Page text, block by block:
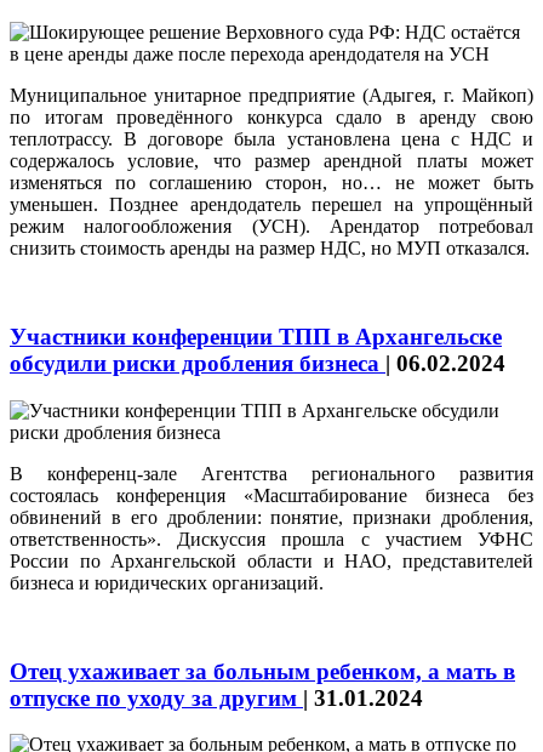
Муниципальное унитарное предприятие (Адыгея, г. Майкоп)
по итогам проведённого конкурса сдало в аренду свою
теплотрассу. В договоре была установлена цена с НДС и
содержалось условие, что размер арендной платы может
изменяться по соглашению сторон, но… не может быть
уменьшен. Позднее арендодатель перешел на упрощённый
режим налогообложения (УСН). Арендатор потребовал
снизить стоимость аренды на размер НДС, но МУП отказался.
Участники конференции ТПП в Архангельске
обсудили риски дробления бизнеса | 06.02.2024
В конференц-зале Агентства регионального развития
состоялась конференция «Масштабирование бизнеса без
обвинений в его дроблении: понятие, признаки дробления,
ответственность». Дискуссия прошла с участием УФНС
России по Архангельской области и НАО, представителей
бизнеса и юридических организаций.
Отец ухаживает за больным ребенком, а мать в
отпуске по уходу за другим | 31.01.2024